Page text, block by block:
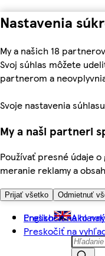
Nastavenia
My a našich 18
Svoj súhlas môžete
partnerom a
Svoje nastavenia
My a naši partneri
Používať presné údaje
meranie reklamy a
Prijať všetko Odmietnuť
Preskočiť na
Preskočiť na
English Ako